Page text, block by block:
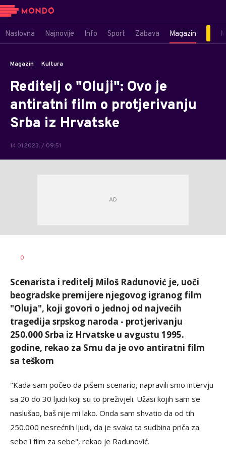
Naslovna Najnovije Info Sport Zabava Magazin
Magazin Kultura
Reditelj o "Oluji": Ovo je
antiratni film o protjerivanju
Srba iz Hrvatske
14.01.2023. / 09:51
AUTOR
0
Scenarista i reditelj Miloš Radunović je, uoči
beogradske premijere njegovog igranog film
"Oluja", koji govori o jednoj od najvećih
tragedija srpskog naroda - protjerivanju
250.000 Srba iz Hrvatske u avgustu 1995.
godine, rekao za Srnu da je ovo antiratni film
sa teškom
"Kada sam počeo da pišem scenario, napravili smo intervju
sa 20 do 30 ljudi koji su to preživjeli. Užasi kojih sam se
naslušao, baš nije mi lako. Onda sam shvatio da od tih
250.000 nesrećnih ljudi, da je svaka ta sudbina priča za
sebe i film za sebe", rekao je Radunović.